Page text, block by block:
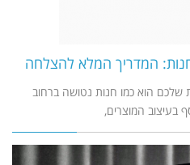
המדריך המלא להצלחה
הוא כמו חנות נטושה ברחוב
בעיצוב המוצרים,